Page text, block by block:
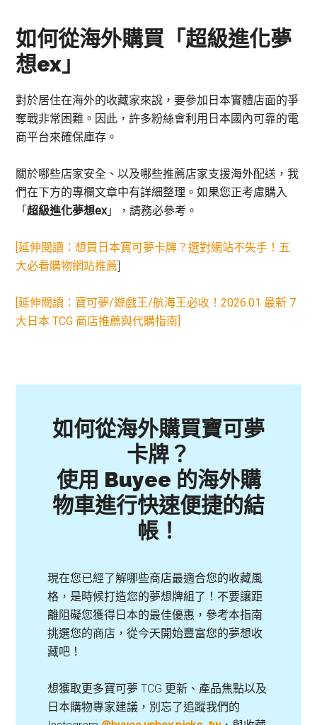
如何從海外購買「超級進化夢
想ex」
對於居住在海外的收藏家來說，要參加日本實體店面的爭
奪戰非常困難。因此，許多粉絲會利用日本國內可靠的電
商平台來確保庫存。
關於哪些店家安全、以及哪些推薦店家支援海外配送，我
們在下方的專欄文章中有詳細整理。如果您正考慮購入
「超級進化夢想ex」，請務必參考。
[延伸閱讀：想買日本寶可夢卡牌？選對網站不失手！五
大必看購物網站推薦]
[延伸閱讀： 寶可夢/遊戲王/航海王必收！2026.01 最新 7
大日本 TCG 商店推薦與代購指南]
如何從海外購買寶可夢
卡牌？
使用 Buyee 的海外購
物車進行快速便捷的結
帳！
現在您已經了解哪些商店最適合您的收藏風
格，是時候打造您的夢想牌組了！不要讓距
離阻礙您獲得日本的最佳優惠，參考本指南
挑選您的商店，從今天開始豐富您的夢想收
藏吧！
想獲取更多寶可夢 TCG 更新、產品焦點以及
日本購物專家建議，別忘了追蹤我們的